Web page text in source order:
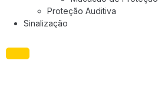
Proteção Auditiva
Sinalização